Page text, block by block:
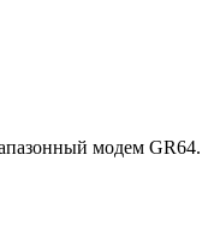
модем GR64.